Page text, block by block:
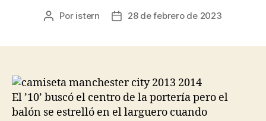
Autor
Por istern
Fecha28 de febrero de 2023
El ’10’ buscó el centro de la portería pero el
balón se estrelló en el larguero cuando